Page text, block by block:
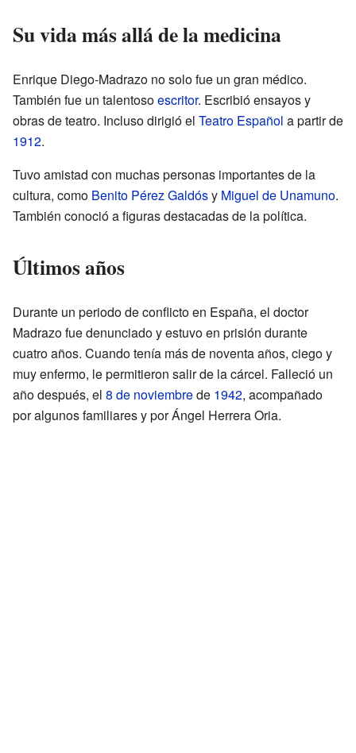
Su vida más allá de la medicina
Enrique Diego-Madrazo no solo fue un gran médico.
También fue un talentosoescritor. Escribió ensayos y
obras de teatro. Incluso dirigió el Teatro Español a partir de
1912.
Tuvo amistad con muchas personas importantes de la
cultura, como Benito Pérez Galdósy Miguel de Unamuno.
También conoció a figuras destacadas de la política.
Últimos años
Durante un periodo de conflicto en España, el doctor
Madrazo fue denunciado y estuvo en prisión durante
cuatro años. Cuando tenía más de noventa años, ciego y
muy enfermo, le permitieron salir de la cárcel. Falleció un
año después, el 8 de noviembrede 1942, acompañado
por algunos familiares y por Ángel Herrera Oria.